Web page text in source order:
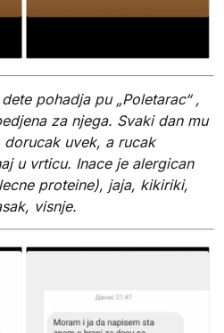
pohadja pu „Poletarac“ ,
za njega. Svaki dan mu
uvek, a rucak
u vrticu. Inace je alergican
proteine), jaja, kikiriki,
visnje.